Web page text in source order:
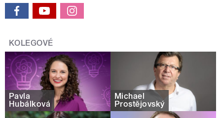
KOLEGOVÉ
Pavla
Hubálková
Michael
Prostějovský